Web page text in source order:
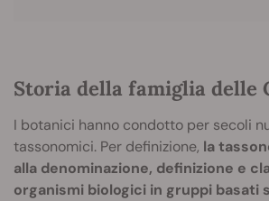
Storia della famiglia delle
I botanici hanno condotto per secoli
tassonomici. Per definizione, la
alla denominazione, definizione e
organismi biologici in gruppi basati